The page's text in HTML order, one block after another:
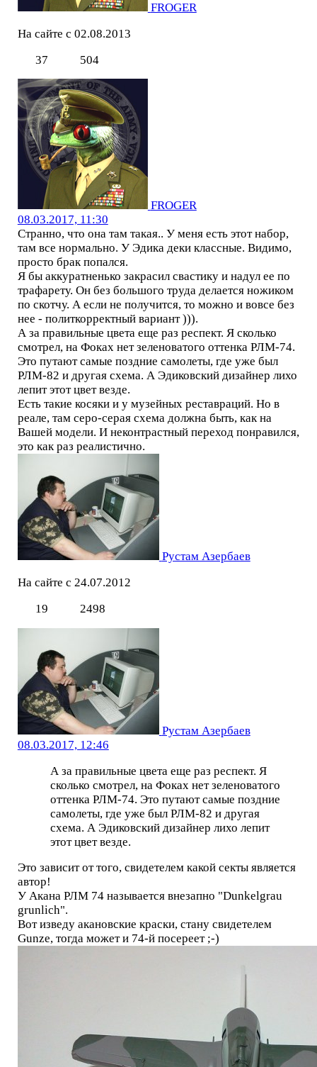
FROGER
На сайте с 02.08.2013
37
504
FROGER
08.03.2017, 11:30
Странно, что она там такая.. У меня есть этот набор,
там все нормально. У Эдика деки классные. Видимо,
просто брак попался.
Я бы аккуратненько закрасил свастику и надул ее по
трафарету. Он без большого труда делается ножиком
по скотчу. А если не получится, то можно и вовсе без
нее - политкорректный вариант ))).
А за правильные цвета еще раз респект. Я сколько
смотрел, на Фоках нет зеленоватого оттенка РЛМ-74.
Это путают самые поздние самолеты, где уже был
РЛМ-82 и другая схема. А Эдиковский дизайнер лихо
лепит этот цвет везде.
Есть такие косяки и у музейных реставраций. Но в
реале, там серо-серая схема должна быть, как на
Вашей модели. И неконтрастный переход понравился,
это как раз реалистично.
Рустам Азербаев
На сайте с 24.07.2012
19
2498
Рустам Азербаев
08.03.2017, 12:46
А за правильные цвета еще раз респект. Я
сколько смотрел, на Фоках нет зеленоватого
оттенка РЛМ-74. Это путают самые поздние
самолеты, где уже был РЛМ-82 и другая
схема. А Эдиковский дизайнер лихо лепит
этот цвет везде.
Это зависит от того, свидетелем какой секты является
автор!
У Акана РЛМ 74 называется внезапно "Dunkelgrau
grunlich".
Вот изведу акановские краски, стану свидетелем
Gunze, тогда может и 74-й посереет ;-)